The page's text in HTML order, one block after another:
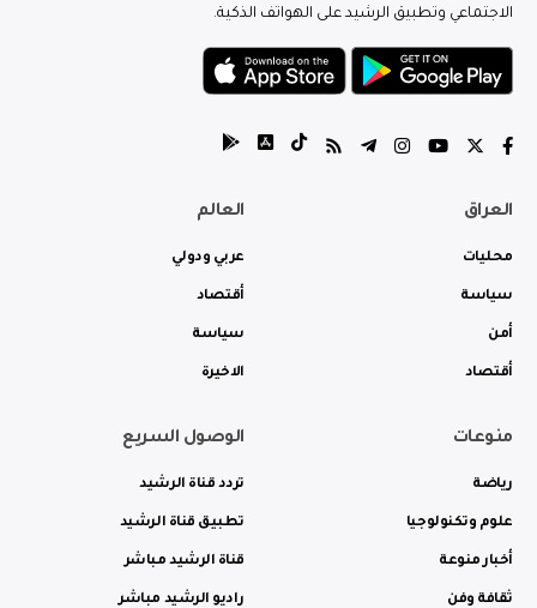
الاجتماعي وتطبيق الرشيد على الهواتف الذكية.
العراق
محليات
سياسة
أمن
أقتصاد
العالم
عربي ودولي
أقتصاد
سياسة
الاخيرة
منوعات
رياضة
علوم وتكنولوجيا
أخبار منوعة
ثقافة وفن
الوصول السريع
تردد قناة الرشيد
تطبيق قناة الرشيد
قناة الرشيد مباشر
راديو الرشيد مباشر